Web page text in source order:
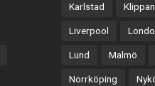
Karlstad Klippan
Liverpool
Lund Malmö
Norrköping